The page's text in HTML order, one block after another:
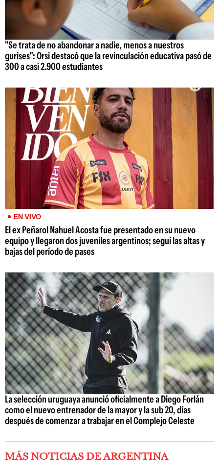
"Se trata de no abandonar a nadie, menos a nuestros
gurises": Orsi destacó que la revinculación educativa pasó de
300 a casi 2.900 estudiantes
EN VIVO
El ex Peñarol Nahuel Acosta fue presentado en su nuevo
equipo y llegaron dos juveniles argentinos; seguí las altas y
bajas del período de pases
La selección uruguaya anunció oficialmente a Diego Forlán
como el nuevo entrenador de la mayor y la sub 20, días
después de comenzar a trabajar en el Complejo Celeste
MÁS NOTICIAS DE ARGENTINA